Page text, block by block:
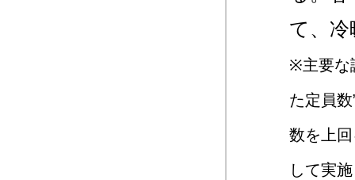
て、
※主要な
た定員
数を上
して実